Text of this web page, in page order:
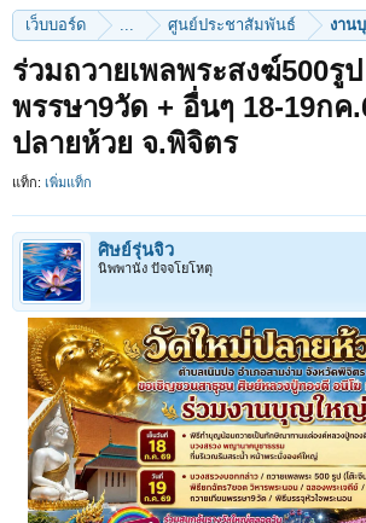
เว็บบอร์ด ... ศูนย์ประชาสัมพันธ์ งาน
ร่วมถวายเพลพระสงฆ์500รู
พรรษา9วัด + อื่นๆ 18-19กค
ปลายห้วย จ.พิจิตร
แท็ก: เพิ่มแท็ก
ศิษย์รุ่นจิ๋ว
นิพพานัง ปัจจโยโหตุ